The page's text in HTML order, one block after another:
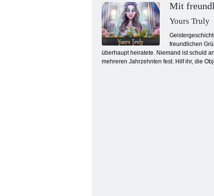
Affe gehen glücklich Stadium 280
Mit
Yours Truly
freundlichen
überhaupt heiratete. Niemand ist schuld
mehreren Jahrzehnten fest. Hilf ihr, die